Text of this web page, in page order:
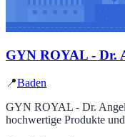
GYN ROYAL - Dr.
📍Baden
GYN ROYAL - Dr.
hochwertige Produkte